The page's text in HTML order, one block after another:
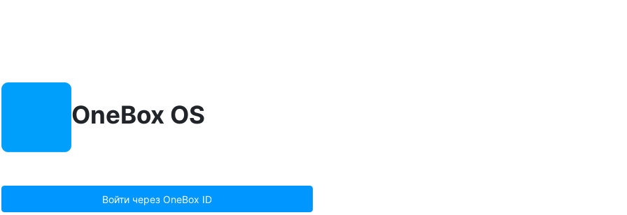
OneBox OS
Войти через OneBox ID